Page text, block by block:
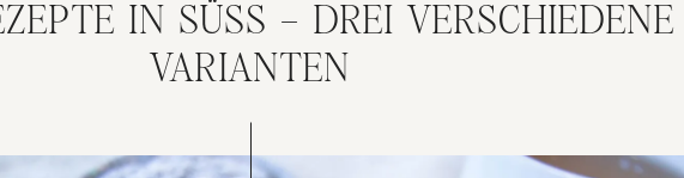
IN SÜSS – DREI VERSCHIEDENE V
ARIANTEN